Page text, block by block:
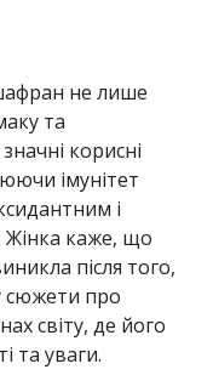
не лише
та
корисні
імунітет
і
Жінка каже, що
після того,
сюжети про
світу, де його
та уваги.